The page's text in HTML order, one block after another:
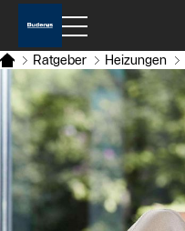
Ratgeber Heizungen